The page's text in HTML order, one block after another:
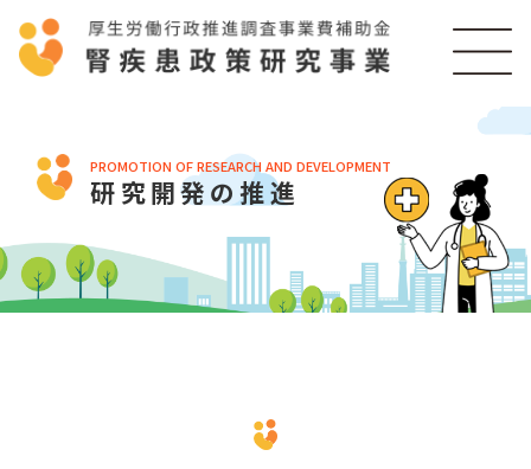
PROMOTION OF RESEARCH AND DEVELOPMENT
研究開発の推進